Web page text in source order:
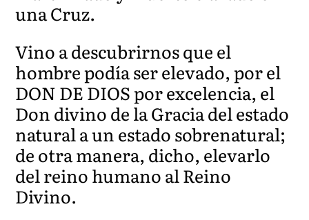
una Cruz.
Vino a descubrirnos que el
hombre podía ser elevado, por el
DON DE DIOS por excelencia, el
Don divino de la Gracia del estado
natural a un estado sobrenatural;
de otra manera, dicho, elevarlo
del reino humano al Reino
Divino.